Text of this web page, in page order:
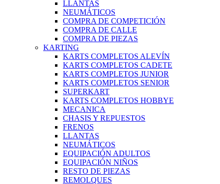
LLANTAS
NEUMÁTICOS
COMPRA DE COMPETICIÓN
COMPRA DE CALLE
COMPRA DE PIEZAS
KARTING
KARTS COMPLETOS ALEVÍN
KARTS COMPLETOS CADETE
KARTS COMPLETOS JUNIOR
KARTS COMPLETOS SENIOR
SUPERKART
KARTS COMPLETOS HOBBYE
MECANICA
CHASIS Y REPUESTOS
FRENOS
LLANTAS
NEUMÁTICOS
EQUIPACIÓN ADULTOS
EQUIPACIÓN NIÑOS
RESTO DE PIEZAS
REMOLQUES